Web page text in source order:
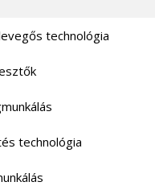
technológia
technológia